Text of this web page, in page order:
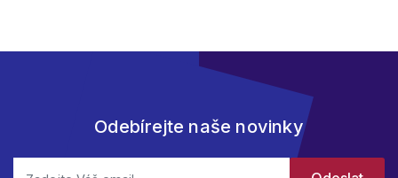
Odebírejte naše novinky